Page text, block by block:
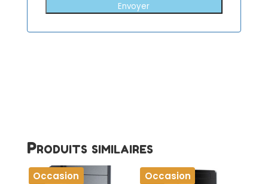
Envoyer
Produits similaires
Occasion Occasion